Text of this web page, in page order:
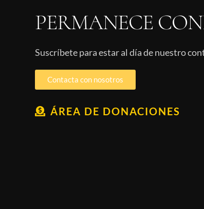
PERMANECE
Suscríbete para estar al día de nuestro
Contacta con nosotros
ÁREA DE DONACIONES